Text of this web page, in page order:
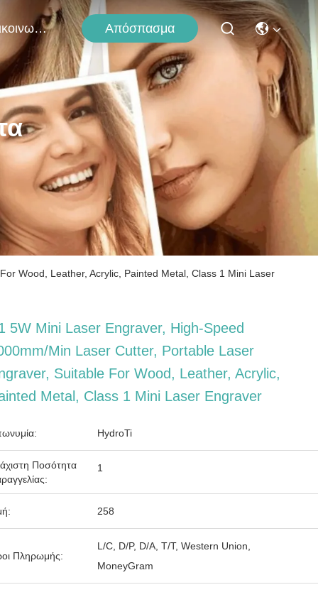
Επικοινωνήστε Μαζί Μας Απόσπασμα
Wood, Leather, Acrylic, Painted Metal, Class 1 Mini Laser
5W Mini Laser Engraver, High-Speed
min Laser Cutter, Portable Laser
Suitable For Wood, Leather, Acrylic,
Metal, Class 1 Mini Laser Engraver
HydroTi
Ποσότητα
1
258
Πληρωμής:
L/C, D/P, D/A, T/T, Western Union,
MoneyGram